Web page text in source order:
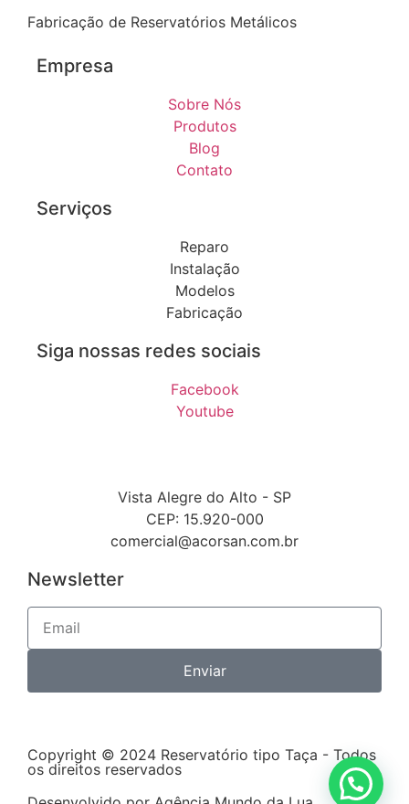
Fabricação de Reservatórios Metálicos
Empresa
Sobre Nós
Produtos
Blog
Contato
Serviços
Reparo
Instalação
Modelos
Fabricação
Siga nossas redes sociais
Facebook
Youtube
Vista Alegre do Alto - SP
CEP: 15.920-000
comercial@acorsan.com.br
Newsletter
Enviar
Copyright © 2024 Reservatório tipo Taça - Todos
os direitos reservados